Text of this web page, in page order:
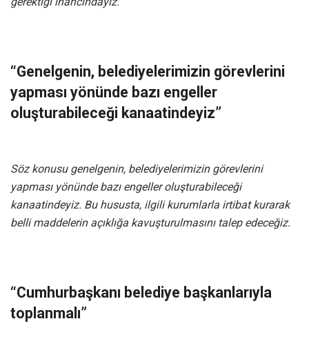
“Genelgenin, belediyelerimizin görevlerini
yapması yönünde bazı engeller
oluşturabileceği kanaatindeyiz”
Söz konusu genelgenin, belediyelerimizin görevlerini
yapması yönünde bazı engeller oluşturabileceği
kanaatindeyiz. Bu hususta, ilgili kurumlarla irtibat kurarak
belli maddelerin açıklığa kavuşturulmasını talep edeceğiz.
“Cumhurbaşkanı belediye başkanlarıyla
toplanmalı”